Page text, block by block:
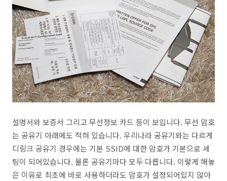
설명서와 보증서 그리고 무선정보 카드 등이 보입니다. 무선 암호
는 공유기 아래에도 적혀 있습니다. 우리나라 공유기와는 다르게
디링크 공유기 경우에는 기본 SSID에 대한 암호가 기본으로 세
팅이 되어있습니다. 물론 공유기마다 모두 다릅니다. 이렇게 해놓
은 이유로 최초에 바로 사용하더라도 암호가 설정되어있지 않아